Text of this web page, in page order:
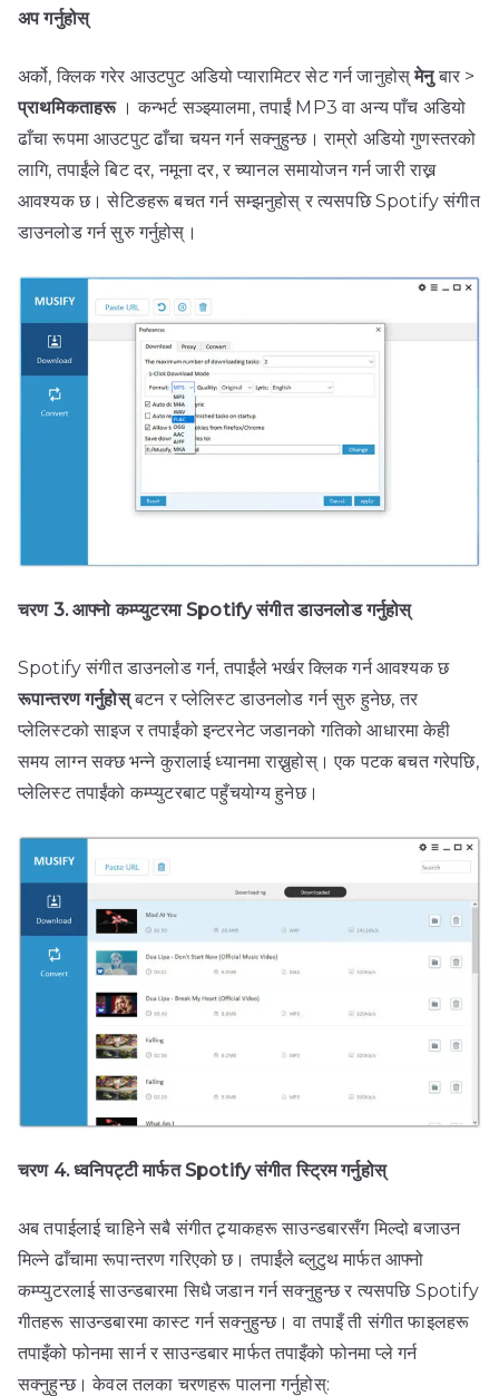
अप गर्नुहोस्
अर्को, क्लिक गरेर आउटपुट अडियो प्यारामिटर सेट गर्न जानुहोस्मेनुबार >
प्राथमिकताहरू। कन्भर्ट सञ्झ्यालमा, तपाईं MP3 वा अन्य पाँच अडियो
ढाँचा रूपमा आउटपुट ढाँचा चयन गर्न सक्नुहुन्छ। राम्रो अडियो गुणस्तरको
लागि, तपाईंले बिट दर, नमूना दर, र च्यानल समायोजन गर्न जारी राख्न
आवश्यक छ। सेटिङहरू बचत गर्न सम्झनुहोस् र त्यसपछि Spotify संगीत
डाउनलोड गर्न सुरु गर्नुहोस्।
चरण 3. आफ्नो कम्प्युटरमा Spotify संगीत डाउनलोड गर्नुहोस्
Spotify संगीत डाउनलोड गर्न, तपाईंले भर्खर क्लिक गर्न आवश्यक छ
रूपान्तरण गर्नुहोस्बटन र प्लेलिस्ट डाउनलोड गर्न सुरु हुनेछ, तर
प्लेलिस्टको साइज र तपाईंको इन्टरनेट जडानको गतिको आधारमा केही
समय लाग्न सक्छ भन्ने कुरालाई ध्यानमा राख्नुहोस्। एक पटक बचत गरेपछि,
प्लेलिस्ट तपाईंको कम्प्युटरबाट पहुँचयोग्य हुनेछ।
चरण 4. ध्वनिपट्टी मार्फत Spotify संगीत स्ट्रिम गर्नुहोस्
अब तपाईलाई चाहिने सबै संगीत ट्र्याकहरू साउन्डबारसँग मिल्दो बजाउन
मिल्ने ढाँचामा रूपान्तरण गरिएको छ। तपाईंले ब्लुटुथ मार्फत आफ्नो
कम्प्युटरलाई साउन्डबारमा सिधै जडान गर्न सक्नुहुन्छ र त्यसपछि Spotify
गीतहरू साउन्डबारमा कास्ट गर्न सक्नुहुन्छ। वा तपाइँ ती संगीत फाइलहरू
तपाइँको फोनमा सार्न र साउन्डबार मार्फत तपाइँको फोनमा प्ले गर्न
सक्नुहुन्छ। केवल तलका चरणहरू पालना गर्नुहोस्: